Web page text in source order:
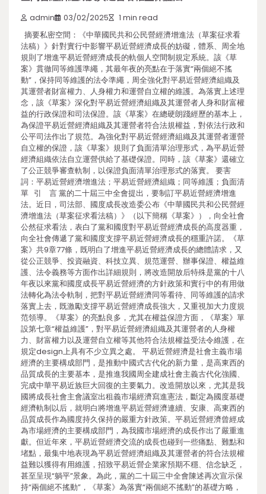
admin 03/02/2025 1 min read
摘要私密空間：《中華國民共和公民營經濟增進法（草案征求看
法稿）》針對實行中影響平易近營經濟成長的妨礙，體系、周全地
規則了增進平易近營經濟成長的軌個人空間制規定系統。該《草
案》貫徹同等維護準繩，其最年夜的亮點在于落實“兩個絕不搖
動”，保持同等維護的法令準繩，周全強化對平易近營經濟組織及
其運營者財富權力、人身權力和運營自立權的維護。為落實上述理
念，該《草案》深化對平易近營經濟組織及其運營者人身和財富權
益的行政保證和司法保證。該《草案》在總硬朗踐經歷的基本上，
為保證平易近營經濟組織及其運營者符合法規權益，對依法行政和
公平司法作出了規范。為強化對平易近營經濟組織及其運營者運營
自立權的保證，該《草案》規則了負面清單治理形式，為平易近營
經濟組織依法自立運營供給了基礎保證。同時，該《草案》還確立
了公正競爭審查軌制，以保證負面清單治理形式的落實。 要害
詞：平易近營經濟增進法；平易近營經濟組織；同等維護；負面清
單 引 言 黨的二十屆三中全會提出，要制訂平易近營經濟增進
法。近日，司法部、國度成長改造委公布《中華國民共和公民營經
濟增進法（草案征求看法稿）》（以下簡稱《草案》），向全社會
公然征求看法，表白了黨和國度對平易近營經濟成長的高度器重，
向全社會傳遞了黨和國度支撐平易近營經濟成長的穩重許諾。《草
案》共9章77條，既明白了增進平易近營經濟成長的總體請求，又
從公正競爭、投資融資、科技立異、規范運營、辦事保證、權益維
護、法令義務等方面作出詳細規則，將改造開放后特殊是黨的十八
年夜以來黨和國度成長平易近營經濟的方針政策和實行中的有用做
法轉化為法令軌制，把對平易近營經濟同等看待、同等維護的請求
落實上去，既激勵支撐平易近營經濟成長強大，又重視加大力度規
范領導。《草案》的亮點良多，尤其在權益保證方面，《草案》單
設第七章“權益維護”，對平易近營經濟組織及其運營者的人身權
力、財富權力以及運營自立權等其他符合法規權益受法令維護，在
規定design上具有不少立異之處。 平易近營經濟是社會主義市場
經濟的主要構成部門，是推動中國式古代化的新力量，是高東西的
品質成長的主要基本，是推進我國周全建成社會主義古代化強國、
完成中華平易近族巨大回復的主要氣力。改造開放以來，尤其是我
國將成長社會主會議室出租義市場經濟寫進憲法，斷定為國度基礎
經濟軌制以后，就明白將增進平易近營經濟連續、安康、高東西的
品質成長作為國度持久保持的嚴重方針政策。平易近營經濟曾經成
為市場經濟的主要構成部門，為我國市場經濟的成長作出了嚴重進
獻。但近年來，平易近營經濟交流的成長也碰到一些痛點、難點和
堵點，最集中地表現為平易近營經濟組織及其運營者的符合法規權
益難以獲得有用維護，招致平易近營企業家預期不穩、信念缺乏，
甚至呈現“躺平”景象。為此，黨的二十屆三中全會陳述再次宣示保
持“兩個絕不搖動”，《草案》為落實“兩個絕不搖動”的基礎方略，